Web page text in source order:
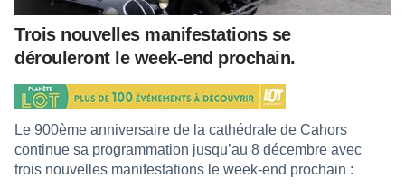
Trois nouvelles manifestations se
dérouleront le week-end prochain.
Le 900ème anniversaire de la cathédrale de Cahors
continue sa programmation jusqu’au 8 décembre avec
trois nouvelles manifestations le week-end prochain :